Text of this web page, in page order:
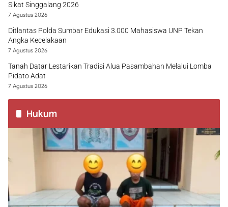
Sikat Singgalang 2026
7 Agustus 2026
Ditlantas Polda Sumbar Edukasi 3.000 Mahasiswa UNP Tekan
Angka Kecelakaan
7 Agustus 2026
Tanah Datar Lestarikan Tradisi Alua Pasambahan Melalui Lomba
Pidato Adat
7 Agustus 2026
Hukum